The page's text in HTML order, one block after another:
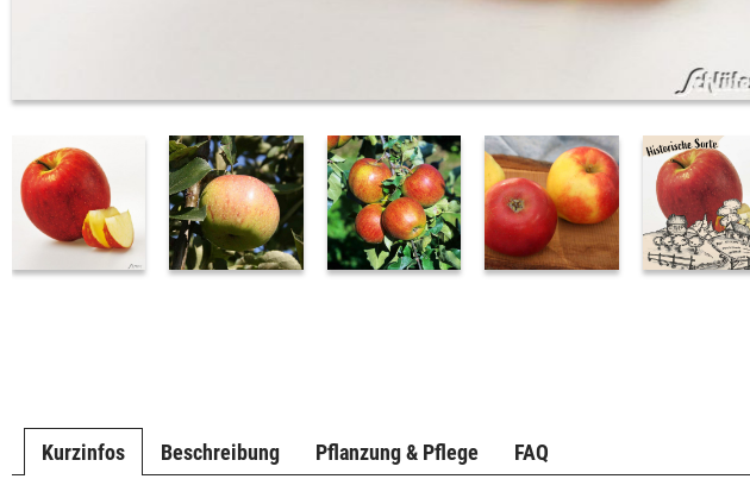
Kurzinfos Beschreibung Pflanzung & Pflege FAQ